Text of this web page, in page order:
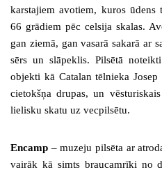
karstajiem avotiem, kuros ūdens
66 grādiem pēc celsija skalas.
gan ziemā, gan vasarā sakarā ar
sērs un slāpeklis. Pilsētā
objekti kā Catalan tēlnieka
cietokšņa drupas, un
lielisku skatu uz vecpilsētu.
Encamp – muzeju pilsēta ar
vairāk kā simts braucamrīki no